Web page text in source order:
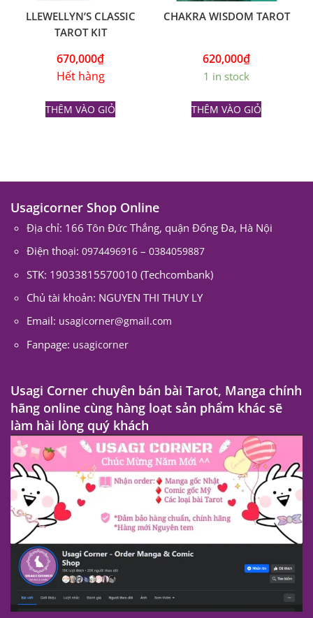
LLEWELLYN’S CLASSIC
TAROT KIT
670,000₫
Hết hàng
THÊM VÀO GIỎ
CHAKRA WISDOM TAROT
620,000₫
1 in stock
THÊM VÀO GIỎ
Usagicorner Shop Online
Địa chỉ: 166 Tôn Đức Thắng, quận Đống Đa, Hà Nội
Điện thoại: 0974496916 – 0384059887
STK: 19033815570010 (Techcombank)
Chủ tài khoản: NGUYEN THI THUY LY
Email: usagicorner@gmail.com
Fanpage: usagicorner
Usagi Corner chuyên bán bài Tarot, Manga chính
hãng online cùng hàng loạt sản phẩm khác sẽ
làm hài lòng quý khách